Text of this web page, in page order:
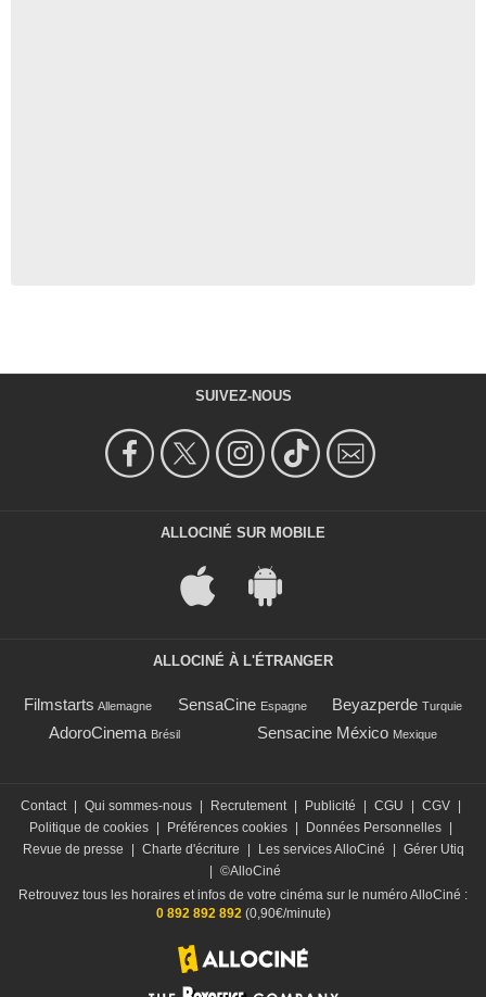
SUIVEZ-NOUS
ALLOCINÉ SUR MOBILE
ALLOCINÉ À L'ÉTRANGER
Filmstarts Allemagne SensaCine Espagne Beyazperde Turquie
AdoroCinema Brésil Sensacine México Mexique
Contact Qui sommes-nous Recrutement Publicité CGU CGV
Politique de cookies
Préférences cookies Données Personnelles
Revue de presse
Charte d'écriture Les services AlloCiné
Gérer Utiq
©AlloCiné
Retrouvez tous les horaires et infos de votre cinéma sur le numéro AlloCiné :
0 892 892 892(0,90€/minute)